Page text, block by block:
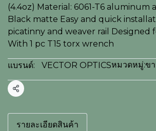
(4.4oz) Material: 6061-T6 aluminum
Black matte Easy and quick
picatinny and weaver rail Designed
With 1 pc T15 torx wrench
แบรนด์: VECTOR OPTICSหมวดหมู่:ข
แชร์
รายละเอียดสินค้า